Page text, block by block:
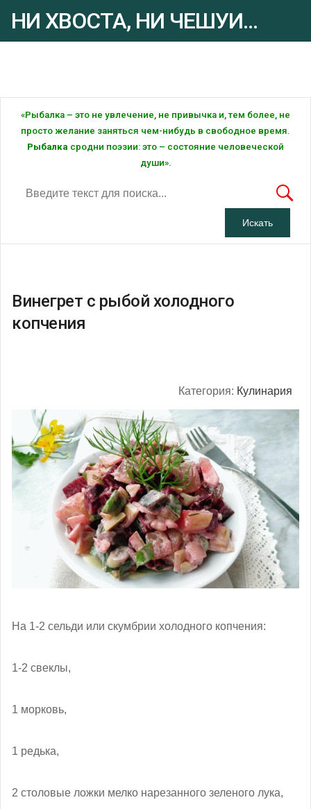
НИ ХВОСТА, НИ ЧЕШУИ...
«Рыбалка – это не увлечение, не привычка и, тем более, не
просто желание заняться чем-нибудь в свободное время.
Рыбалка сродни поэзии: это – состояние человеческой
души».
Винегрет с рыбой холодного
копчения
Категория: Кулинария
На 1-2 сельди или скумбрии холодного копчения:
1-2 свеклы,
1 морковь,
1 редька,
2 столовые ложки мелко нарезанного зеленого лука,